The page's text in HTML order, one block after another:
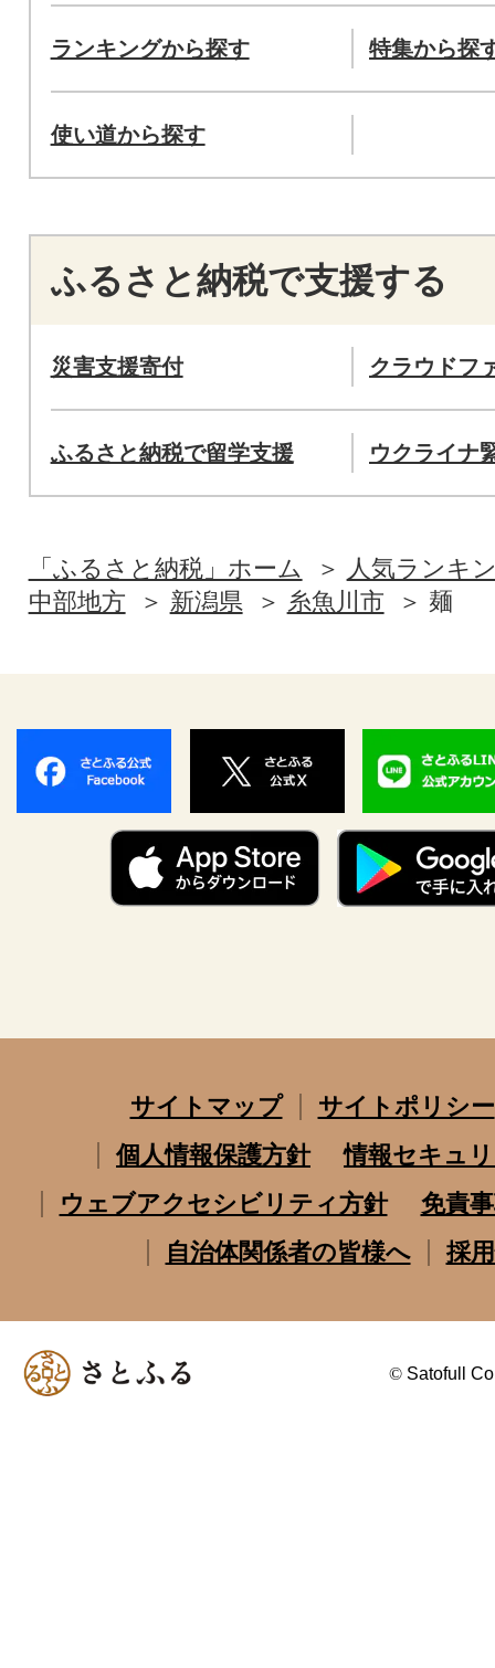
ランキングから探す 特集から探
使い道から探す
ふるさと納税で支援する
災害支援寄付 クラウドフ
ふるさと納税で留学支援 ウクライナ
「ふるさと納税」ホーム
人気ランキ
中部地方
新潟県 糸魚川市 麺
サイトマップ
サイトポリシー
個人情報保護方針
情報セキュ
ウェブアクセシビリティ方針
免責
自治体関係者の皆様へ
採
© Satofull